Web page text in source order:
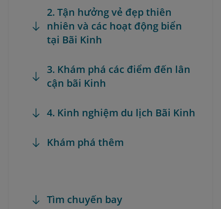
2. Tận hưởng vẻ đẹp thiên
nhiên và các hoạt động biển
tại Bãi Kinh
3. Khám phá các điểm đến lân
cận bãi Kinh
4. Kinh nghiệm du lịch Bãi Kinh
Khám phá thêm
Tìm chuyến bay